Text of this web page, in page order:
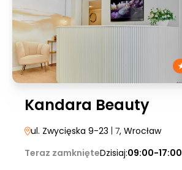
Kandara Beauty
ul. Zwycięska 9-23 | 7, Wrocław
Teraz zamknięteDzisiaj:09:00-17:00